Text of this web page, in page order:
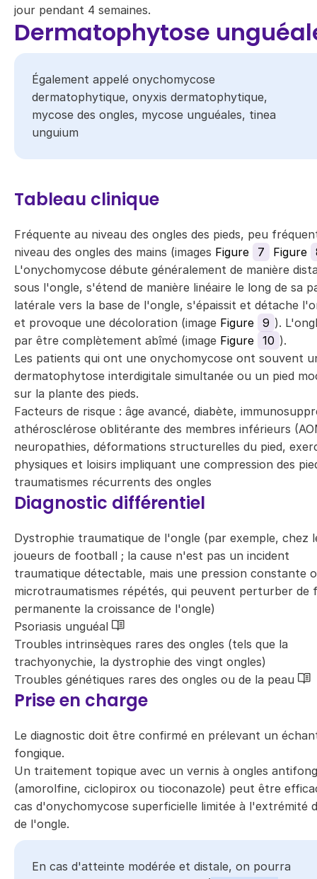
jour pendant 4 semaines.
Dermatophytose
Également appelé onychomycose
dermatophytique, onyxis dermatophytique​,
mycose des ongles, mycose unguéales​​, tinea
unguium
Tableau clinique
Fréquente au niveau des ongles des pieds, peu
niveau des ongles des mains (images Figure 7 Figure
L'onychomycose débute généralement de manière
sous l'ongle, s'étend de manière linéaire le long de sa
latérale vers la base de l'ongle, s'épaissit et détache
et provoque une décoloration (image Figure 9 ).
par être complètement abîmé (image Figure 10 ).
Les patients qui ont une onychomycose ont souvent
dermatophytose interdigitale simultanée ou un pied
sur la plante des pieds.
Facteurs de risque : âge avancé, diabète,
athérosclérose oblitérante des membres inférieurs
neuropathies, déformations structurelles du pied,
physiques et loisirs impliquant une compression des
traumatismes récurrents des ongles
Diagnostic différentiel
Dystrophie traumatique de l'ongle (par exemple, chez
joueurs de football ; la cause n'est pas un incident
traumatique détectable, mais une pression constante
microtraumatismes répétés, qui peuvent perturber de
permanente la croissance de l'ongle)
Psoriasis unguéal
Troubles intrinsèques rares des ongles (tels que la
trachyonychie, la dystrophie des vingt ongles)
Troubles génétiques rares des ongles ou de la peau
Prise en charge
Le diagnostic doit être confirmé en prélevant un
fongique.
Un traitement topique avec un vernis à ongles
(amorolfine, ciclopirox ou tioconazole) peut être
cas d'onychomycose superficielle limitée à l'extrémité
de l'ongle.
​En cas d'atteinte modérée et distale, on pourra